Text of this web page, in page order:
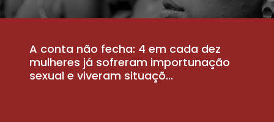
A conta não fecha: 4 em cada dez
mulheres já sofreram importunação
sexual e viveram situaçõ...